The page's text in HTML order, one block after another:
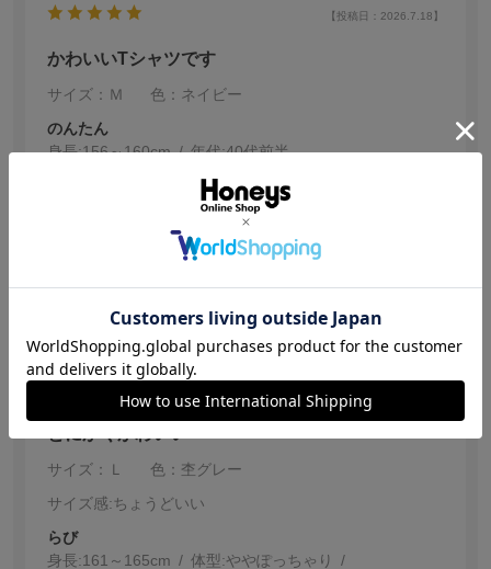
【投稿日：2026.7.18】
かわいいTシャツです
サイズ：Ｍ
色：ネイビー
のんたん
身長:156～160cm 年代:40代前半
職場の仕事着の下にTシャツを着用するので、何枚も持っ
ています。ちいかわちゃんがかわいくテンションあがり
ます。色違いで欲しいです。
参考になった 4
サイズ：Ｌ
色：杢グレー
サイズ感:ちょうどいい
らび
身長:161～165cm 体型:ぽっちゃり